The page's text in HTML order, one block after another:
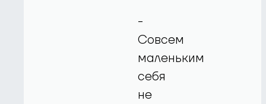
-
Совсем
маленьким
себя
не